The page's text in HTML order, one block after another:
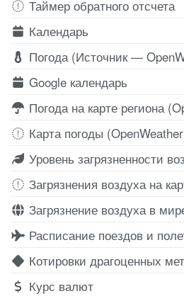
Таймер обратного отсчета
Календарь
Погода (Источник —
Google календарь
Погода на карте региона
Карта погоды
Уровень загрязненности
Загрязнения воздуха на
Загрязнение воздуха в
Расписание поездов и
Котировки драгоценных
Курс валют